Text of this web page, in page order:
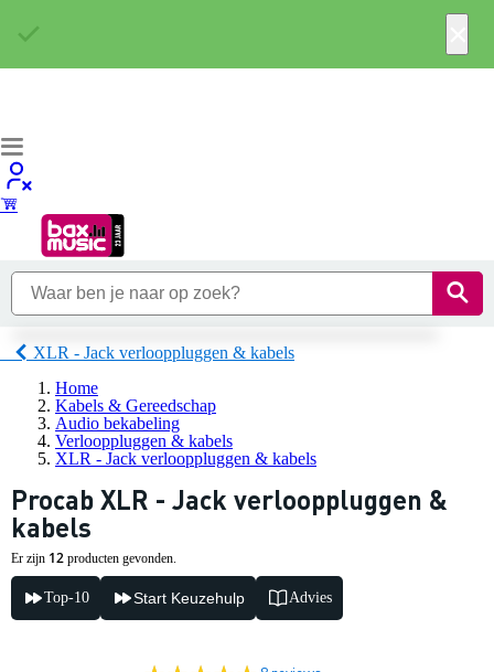
XLR - Jack verlooppluggen & kabels
Home
Kabels & Gereedschap
Audio bekabeling
Verlooppluggen & kabels
XLR - Jack verlooppluggen & kabels
Procab XLR - Jack verlooppluggen &
kabels
Er zijn 12 producten gevonden.
Top-10 Start Keuzehulp Advies